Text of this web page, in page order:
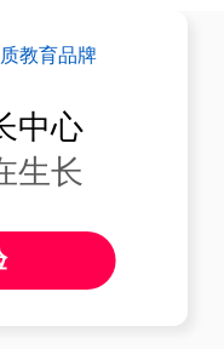
教育品牌
中心
生长